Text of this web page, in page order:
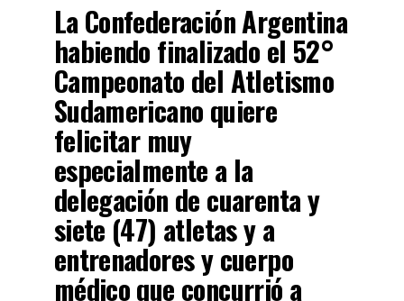
La Confederación Argentina
habiendo finalizado el 52°
Campeonato del Atletismo
Sudamericano quiere
felicitar muy
especialmente a la
delegación de cuarenta y
siete (47) atletas y a
entrenadores y cuerpo
médico que concurrió a